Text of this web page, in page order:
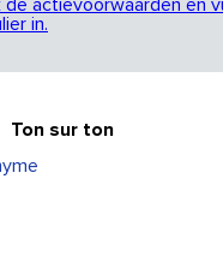
de actievoorwaarden en
in.
Ton sur ton